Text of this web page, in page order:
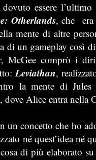
essere
Otherlands, che era
mente di altre
di un gameplay così
McGee comprò i
Leviathan,
la mente di Jules
dove Alice entra nella
concetto che ho
né quest’idea
di più elaborato